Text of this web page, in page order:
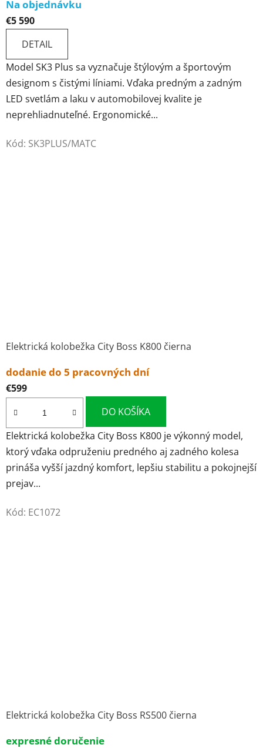
Na objednávku
€5 590
DETAIL
Model SK3 Plus sa vyznačuje štýlovým a športovým
designom s čistými líniami. Vďaka predným a zadným
LED svetlám a laku v automobilovej kvalite je
neprehliadnuteľné. Ergonomické...
Kód: SK3PLUS/MATC
Elektrická kolobežka City Boss K800 čierna
dodanie do 5 pracovných dní
€599
DO KOŠÍKA
Elektrická kolobežka City Boss K800 je výkonný model,
ktorý vďaka odpruženiu predného aj zadného kolesa
prináša vyšší jazdný komfort, lepšiu stabilitu a pokojnejší
prejav...
Kód: EC1072
Elektrická kolobežka City Boss RS500 čierna
expresné doručenie